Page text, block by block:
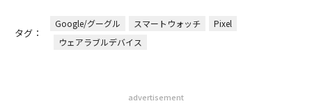
タグ：
Google/グーグル スマートウォッチ
Pixel
ウェアラブルデバイス
advertisement